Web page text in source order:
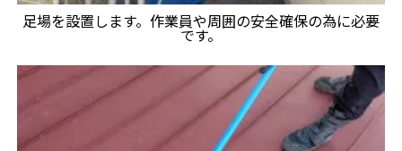
足場を設置します。作業員や周囲の安全確保の為に必要
です。